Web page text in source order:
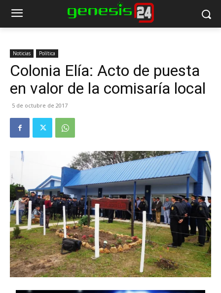
Noticias Política
Colonia Elía: Acto de puesta
en valor de la comisaría local
5 de octubre de 2017